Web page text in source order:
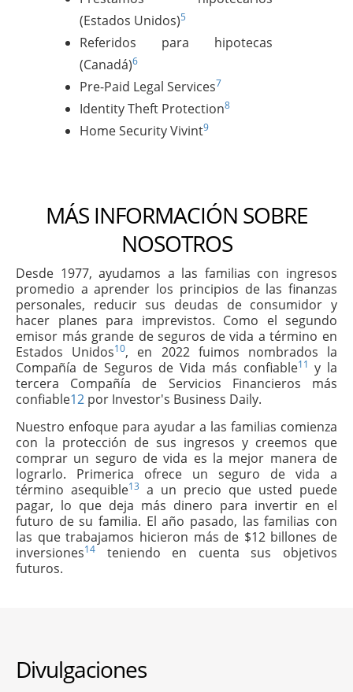
(Estados Unidos)5
Referidos para hipotecas
(Canadá)6
Pre-Paid Legal Services7
Identity Theft Protection8
Home Security Vivint9
MÁS INFORMACIÓN SOBRE
NOSOTROS
Desde 1977, ayudamos a las familias con ingresos
promedio a aprender los principios de las finanzas
personales, reducir sus deudas de consumidor y
hacer planes para imprevistos. Como el segundo
emisor más grande de seguros de vida a término en
Estados Unidos10, en 2022 fuimos nombrados la
Compañía de Seguros de Vida más confiable11 y la
tercera Compañía de Servicios Financieros más
confiable12 por Investor's Business Daily.
Nuestro enfoque para ayudar a las familias comienza
con la protección de sus ingresos y creemos que
comprar un seguro de vida es la mejor manera de
lograrlo. Primerica ofrece un seguro de vida a
término asequible13 a un precio que usted puede
pagar, lo que deja más dinero para invertir en el
futuro de su familia. El año pasado, las familias con
las que trabajamos hicieron más de $12 billones de
inversiones14
teniendo en cuenta sus objetivos
futuros.
Divulgaciones